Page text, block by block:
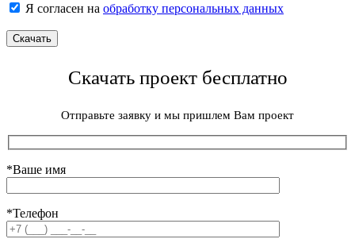
Я согласен на обработку персональных данных
Скачать проект бесплатно
Отправьте заявку и мы пришлем Вам проект
*Ваше имя
*Телефон